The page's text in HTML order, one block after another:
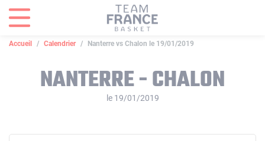
Accueil Calendrier Nanterre vs Chalon le 19/01/2019
NANTERRE - CHALON
le 19/01/2019
Panneau de gestion des cookies